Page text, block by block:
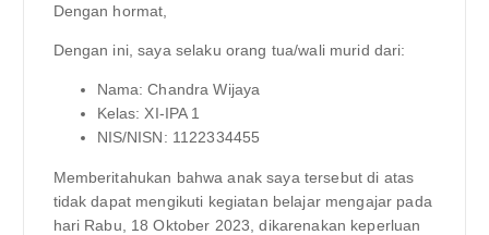
Dengan hormat,
Dengan ini, saya selaku orang tua/wali murid dari:
Nama: Chandra Wijaya
Kelas: XI-IPA 1
NIS/NISN: 1122334455
Memberitahukan bahwa anak saya tersebut di atas
tidak dapat mengikuti kegiatan belajar mengajar pada
hari Rabu, 18 Oktober 2023, dikarenakan keperluan